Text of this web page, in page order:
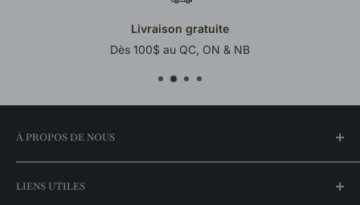
Livraison gratuite
Dès 100$ au QC, ON & NB
À PROPOS DE NOUS
Notre histoire
Trouvez une boutique
LIENS UTILES